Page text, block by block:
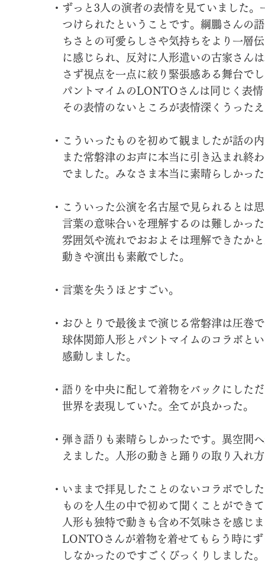
・ずっと3人の演者の表情を見ていました。
つけられたということです。綱鵬さんの
ちさとの可愛らしさや気持ちをより一層
に感じられ、反対に人形遣いの古家さん
さず視点を一点に絞り緊張感ある舞台で
パントマイムのLONTOさんは同じく表情
その表情のないところが表情深くうった
・こういったものを初めて観ましたが話の
また常磐津のお声に本当に引き込まれ終
でました。みなさま本当に素晴らしかっ
・こういった公演を名古屋で見られるとは
言葉の意味合いを理解するのは難しかっ
雰囲気や流れでおおよそは理解できたか
動きや演出も素敵でした。
・言葉を失うほどすごい。
・おひとりで最後まで演じる常磐津は圧巻
球体関節人形とパントマイムのコラボと
感動しました。
・語りを中央に配して着物をバックにした
世界を表現していた。全てが良かった。
・弾き語りも素晴らしかったです。異空間
えました。
人形の動きと踊りの取り入れ
・いままで拝見したことのないコラボでし
ものを人生の中で初めて聞くことができ
人形も独特で動きも含め不気味さを感じ
LONTOさんが着物を着せてもらう時にず
しなかったのですごくびっくりしました。